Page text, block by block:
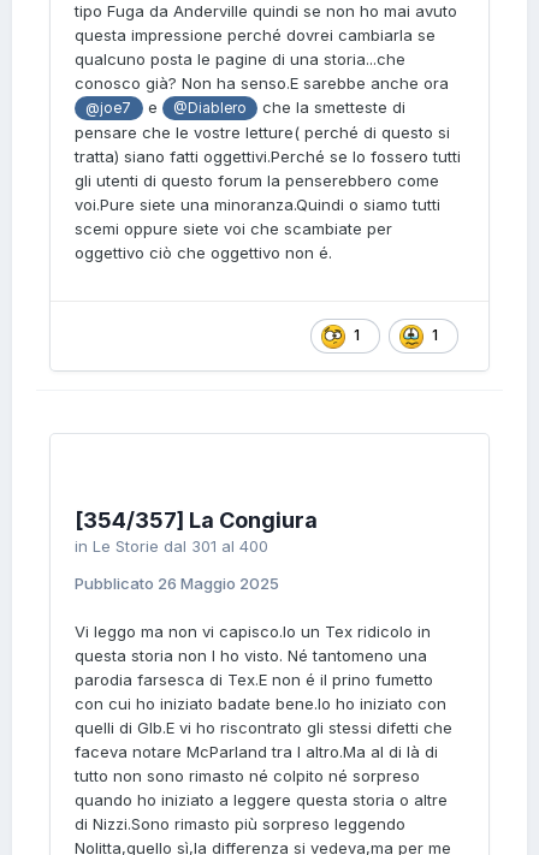
tipo Fuga da Anderville quindi se non ho mai avuto
questa impressione perché dovrei cambiarla se
qualcuno posta le pagine di una storia...che
conosco già? Non ha senso.E sarebbe anche ora
@joe7 e @Diablero
che la smetteste di
pensare che le vostre letture( perché di questo si
tratta) siano fatti oggettivi.Perché se lo fossero tutti
gli utenti di questo forum la penserebbero come
voi.Pure siete una minoranza.Quindi o siamo tutti
scemi oppure siete voi che scambiate per
oggettivo ciò che oggettivo non é.
1 1
[354/357] La Congiura
in Le Storie dal 301 al 400
Pubblicato 26 Maggio 2025
Vi leggo ma non vi capisco.Io un Tex ridicolo in
questa storia non l ho visto. Né tantomeno una
parodia farsesca di Tex.E non é il prino fumetto
con cui ho iniziato badate bene.Io ho iniziato con
quelli di Glb.E vi ho riscontrato gli stessi difetti che
faceva notare McParland tra l altro.Ma al di là di
tutto non sono rimasto né colpito né sorpreso
quando ho iniziato a leggere questa storia o altre
di Nizzi.Sono rimasto più sorpreso leggendo
Nolitta,quello sì,la differenza si vedeva,ma per me